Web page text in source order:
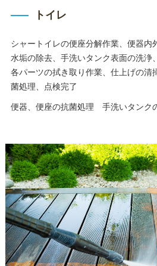
トイレ
シャートイレの便座分解作業、便器内
水垢の除去、手洗いタンク表面の洗浄、
各パーツの拭き取り作業、仕上げの
菌処理、点検完了
便器、便座の抗菌処理 手洗いタン